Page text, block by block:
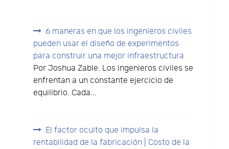
6 maneras en que los ingenieros civiles
pueden usar el diseño de experimentos
para construir una mejor infraestructura
Por Joshua Zable. Los ingenieros civiles se
enfrentan a un constante ejercicio de
equilibrio. Cada...
El factor oculto que impulsa la
rentabilidad de la fabricación | Costo de la